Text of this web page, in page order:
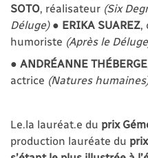
SOTO , réalisateur (Six
Déluge) ● ERIKA SUAREZ
humoriste (Après le
● ANDRÉANNE THÉBERGE
actrice (Natures
Le.la lauréat.e du prix
production lauréate du